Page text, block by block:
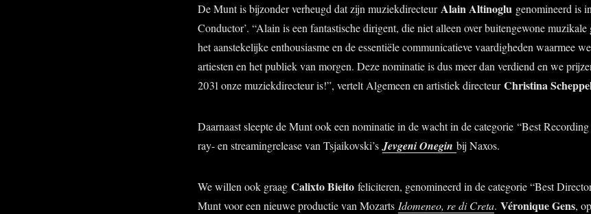
De Munt is bijzonder verheugd dat zijn muziekdirecteurAlain Altinoglu genomineerd is
Conductor’. “Alain is een fantastische dirigent, die niet alleen over buitengewone
het aanstekelijke enthousiasme en de essentiële communicatieve vaardigheden waarmee
artiesten en het publiek van morgen. Deze nominatie is dus meer dan verdiend en we
2031 onze muziekdirecteur is!”, vertelt Algemeen en artistiek directeurChristina
Daarnaast sleepte de Munt ook een nominatie in de wacht in de categorie “Best
ray- en streamingrelease van Tsjaikovski’s Jevgeni Onegin bij Naxos.
We willen ook graag Calixto Bieito feliciteren, genomineerd in de categorie “Best
Munt voor een nieuwe productie van Mozarts Idomeneo, re di Creta. Véronique Gens,